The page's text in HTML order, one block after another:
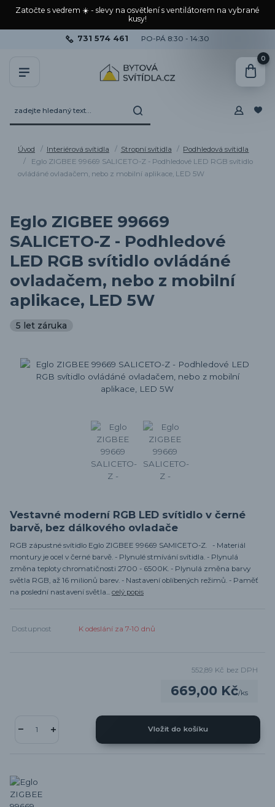
Zatočte s vedrem ☀️ - slevy na osvětlení s ventilátorem na vybrané
kusy!
731 574 461 PO-PÁ 8:30 - 14:30
0
Úvod Interiérová svítidla Stropní svítidla
Podhledová svítidla
Eglo ZIGBEE 99669 SALICETO-Z - Podhledové LED RGB svítidlo
ovládáné ovladačem, nebo z mobilní aplikace, LED 5W
Eglo ZIGBEE 99669
SALICETO-Z - Podhledové
LED RGB svítidlo ovládáné
ovladačem, nebo z mobilní
aplikace, LED 5W
5 let záruka
Vestavné moderní RGB LED svítidlo v černé
barvě, bez dálkového ovladače
RGB zápustné svítidlo Eglo ZIGBEE 99669 SAMICETO-Z. - Materiál
montury je ocel v černé barvě. - Plynulé stmívání svítidla. - Plynulá
změna teploty chromatičnosti 2700 - 6500K. - Plynulá změna barvy
světla RGB, až 16 milionů barev. - Nastavení oblíbených režimů. - Paměť
na poslední nastavení světla... celý popis
Dostupnost K odeslání za 7-10 dnů
669,00 Kč/ks
552,89 Kč bez DPH
Vložit do košíku